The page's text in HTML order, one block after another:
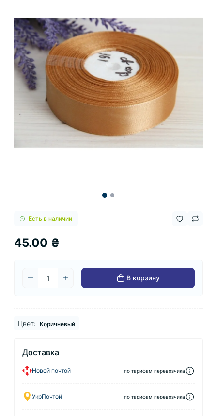
Есть в наличии
45.00 ₴
В корзину
Цвет: Коричневый
Доставка
Новой почтой по тарифам перевозчика
УкрПочтой по тарифам перевозчика